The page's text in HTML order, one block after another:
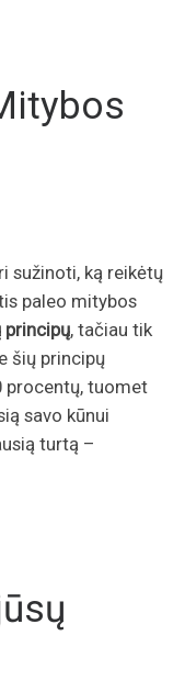
sužinoti, ką reikėtų
paleo mitybos
principų, tačiau tik
šių principų
procentų, tuomet
savo kūnui
turtą –